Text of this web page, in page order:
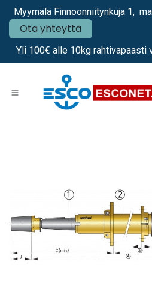
Siirry sisältöön
Myymälä Finnoonniitynkuja 1,
Ota yhteyttä
Yli 100€ alle 10kg rahtivapaasti